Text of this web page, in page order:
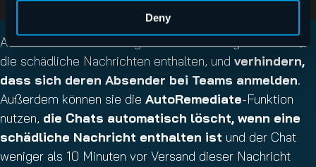
Deny
Administratoren können ganze Unterhaltungen löschen,
die schädliche Nachrichten enthalten, und verhindern,
dass sich deren Absender bei Teams anmelden.
Außerdem können sie die AutoRemediate-Funktion
nutzen, die Chats automatisch löscht, wenn eine
schädliche Nachricht enthalten ist und der Chat
weniger als 10 Minuten vor Versand dieser Nachricht